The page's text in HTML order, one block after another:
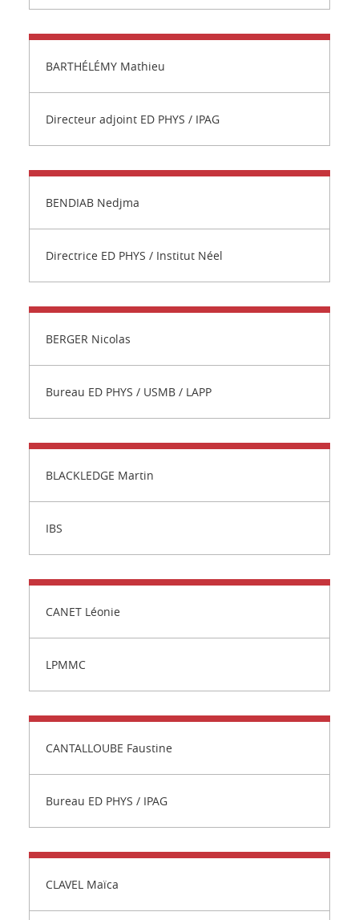
BARTHÉLÉMY Mathieu
Directeur adjoint ED PHYS / IPAG
BENDIAB Nedjma
Directrice ED PHYS / Institut Néel
BERGER Nicolas
Bureau ED PHYS / USMB / LAPP
BLACKLEDGE Martin
IBS
CANET Léonie
LPMMC
CANTALLOUBE Faustine
Bureau ED PHYS / IPAG
CLAVEL Maïca